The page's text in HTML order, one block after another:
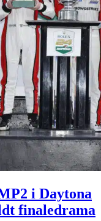
i Daytona
finaledrama